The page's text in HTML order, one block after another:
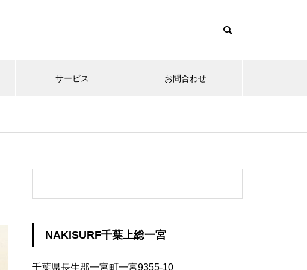
サービス お問合わせ
NAKISURF千葉上総一宮
千葉県長生郡一宮町一宮9355-10